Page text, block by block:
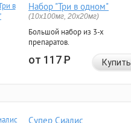
Набор "Три в одном"
(10x100мг, 20x20мг)
Большой набор из 3-х
препаратов.
от 117Р Купить
Супер Сиалис